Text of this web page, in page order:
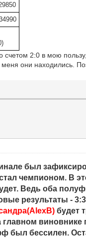
счетом 2:0 в мою
они находились.
был
чемпионом. В
Ведь оба
результаты -
будет
бессилен.